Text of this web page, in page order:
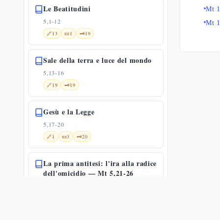
Le Beatitudini
5,1-12
🔗13 📜1 🗝️19
Sale della terra e luce del mondo
5,13-16
🔗19 🗝️19
Gesù e la Legge
5,17-20
🔗1 📜3 🗝️20
La prima antitesi: l'ira alla radice
dell'omicidio — Mt 5,21-26
Mt
Mt